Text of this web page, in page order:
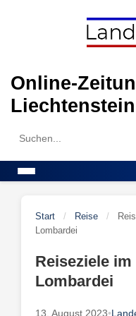
Online-
Liechtenstein
Search
Start / Reise /
Lombardei
Reiseziele
Lombardei
13. August 2023•